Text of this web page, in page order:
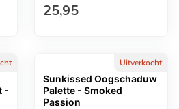
Normale prijs
25,95
-
Uitverkocht
Sunkissed Oogschaduw
Palette - Smoked
Passion